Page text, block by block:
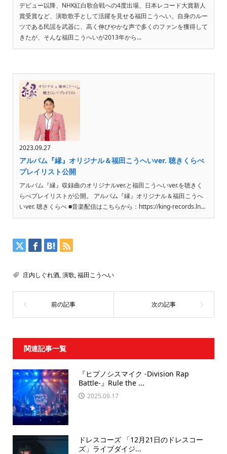
デビュー以降、NHK紅白歌合戦への4度出場、日本レコード大賞新人
賞受賞など、演歌歌手として活躍を見せる福田こうへい。自身のルー
ツである民謡を武器に、高く伸びやかな声で多くのファンを獲得して
きたが、そんな福田こうへいが2013年から...
2023.09.27
アルバム『縁』オリジナル＆福田こうへいver. 聴きくらべ
プレイリスト公開
アルバム『縁』収録曲のオリジナルver.と福田こうへいver.を聴きく
らべプレイリストが公開。 アルバム『縁』オリジナル＆福田こうへ
いver. 聴きくらべ ■音楽配信はこちらから：https://king-records.ln...
庄内しぐれ酒,演歌,福田こうへい
関連記事一覧
『ヒプノシスマイク -Division Rap
Battle-』Rule the ...
2025.09.17
ドレスコーズ 「12月21日のドレスコー
ズ」ライブダイジ...